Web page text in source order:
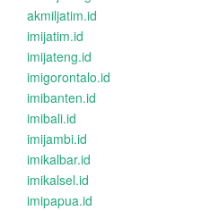
akmiljatim.id
imijatim.id
imijateng.id
imigorontalo.id
imibanten.id
imibali.id
imijambi.id
imikalbar.id
imikalsel.id
imipapua.id